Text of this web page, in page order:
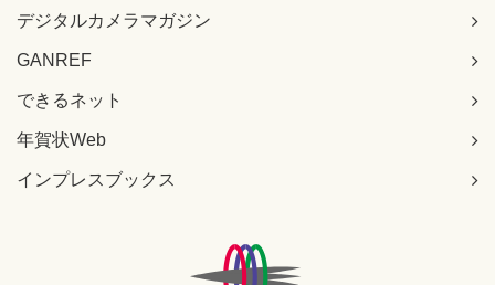
デジタルカメラマガジン
GANREF
できるネット
年賀状Web
インプレスブックス